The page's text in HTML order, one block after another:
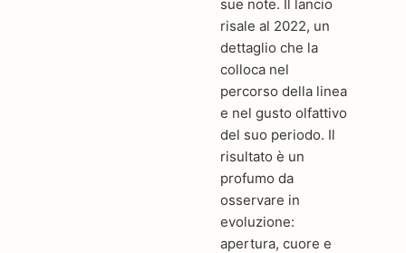
sue note. Il lancio
risale al 2022, un
dettaglio che la
colloca nel
percorso della linea
e nel gusto olfattivo
del suo periodo. Il
risultato è un
profumo da
osservare in
evoluzione:
apertura, cuore e